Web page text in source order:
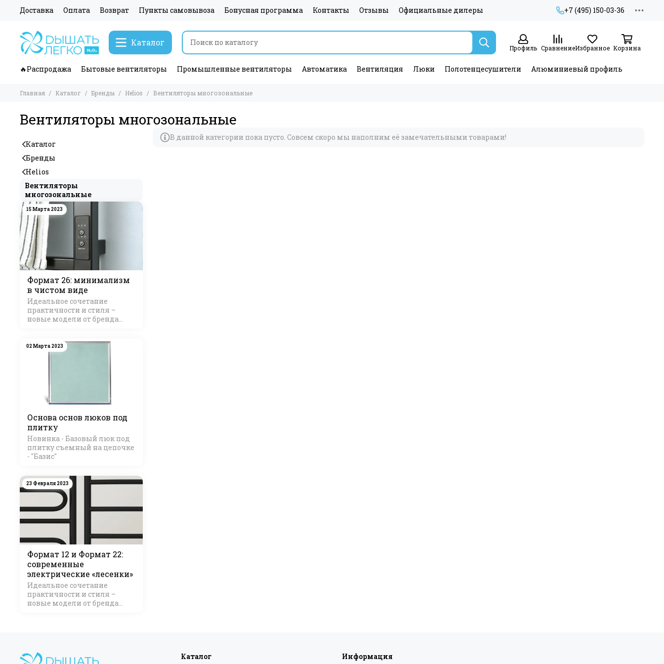
Доставка Оплата Возврат Пункты самовывоза Бонусная программа Контакты Отзывы Официальные дилеры +7 (495) 150-03-36
Каталог
Профиль СравнениеИзбранное Корзина
🔥Распродажа Бытовые вентиляторы Промышленные вентиляторы Автоматика Вентиляция Люки Полотенцесушители Алюминиевый профиль
Главная Каталог Бренды Helios Вентиляторы многозональные
Вентиляторы многозональные
В данной категории пока пусто. Совсем скоро мы наполним её замечательными товарами!
Каталог
Бренды
Helios
Вентиляторы
многозональные
15 Марта 2023
Формат 26: минимализм
в чистом виде
Идеальное сочетание
практичности и стиля –
новые модели от бренда
02 Марта 2023
Основа основ люков под
плитку
Новинка - Базовый люк под
плитку съемный на цепочке
- "Базис"
23 Февраля 2023
Формат 12 и Формат 22:
современные
электрические «лесенки»
Идеальное сочетание
практичности и стиля –
новые модели от бренда
Каталог Информация